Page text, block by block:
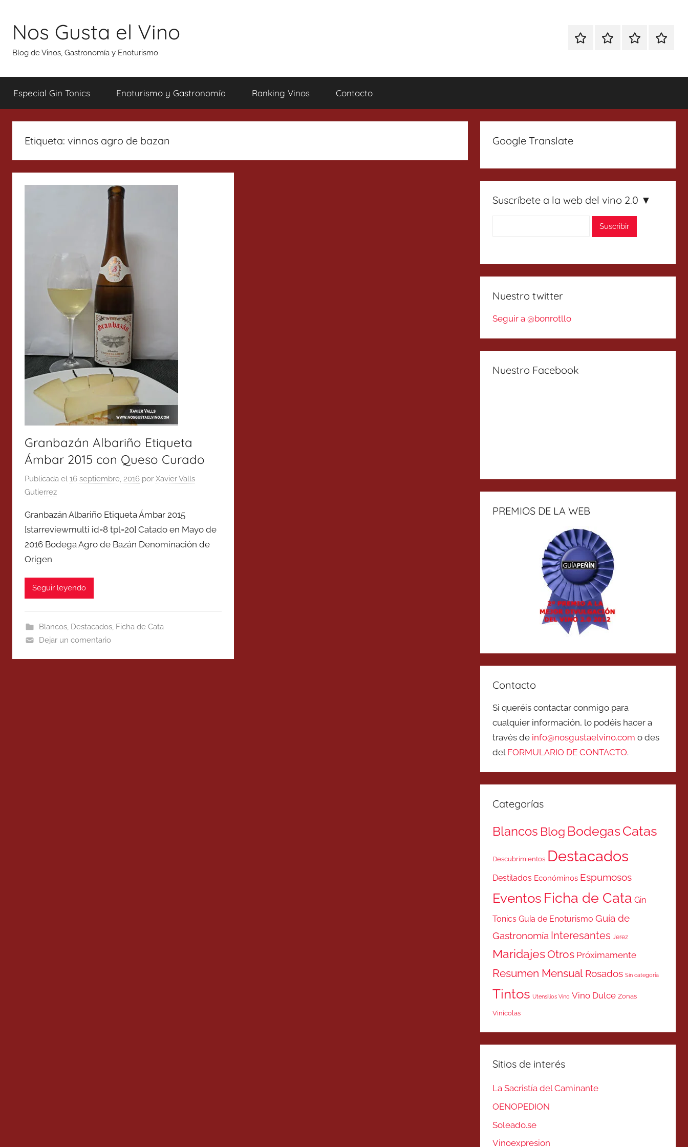
contenido
Nos Gusta el Vino
Blog de Vinos, Gastronomía y Enoturismo
EspecialEnoturismoRanking
Especial Gin Tonics Enoturismo y Gastronomía Ranking Vinos Contacto
Etiqueta: vinnos agro de bazan
Granbazán Albariño Etiqueta
Ámbar 2015 con Queso Curado
Publicada el 16 septiembre, 2016 por Xavier Valls
Gutierrez
Granbazán Albariño Etiqueta Ámbar 2015
[starreviewmulti id=8 tpl=20] Catado en Mayo de
2016 Bodega Agro de Bazán Denominación de
Origen
Seguir leyendo
Blancos, Destacados, Ficha de Cata
Dejar un comentario
Google Translate
Suscríbete a la web del vino 2.0 ▼
Nuestro twitter
Seguir a @bonrotllo
Nuestro Facebook
PREMIOS DE LA WEB
Contacto
Si queréis contactar conmigo para
cualquier información, lo podéis hacer a
través de info@nosgustaelvino.com o des
del FORMULARIO DE CONTACTO.
Categorías
Blancos Blog BodegasCatas
Descubrimientos Destacados
Destilados Económinos Espumosos
Eventos Ficha de Cata Gin
Tonics Guía de Enoturismo Guía de
Gastronomía Interesantes Jerez
MaridajesOtros Próximamente
Resumen Mensual Rosados Sin categoría
Tintos Utensilios Vino Vino Dulce Zonas
Vinicolas
Sitios de interés
La Sacristía del Caminante
OENOPEDION
Soleado.se
Vinoexpresion